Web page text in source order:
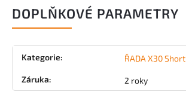
DOPLŇKOVÉ PARAMETRY
Kategorie: ŘADA X30 Short
Záruka: 2 roky